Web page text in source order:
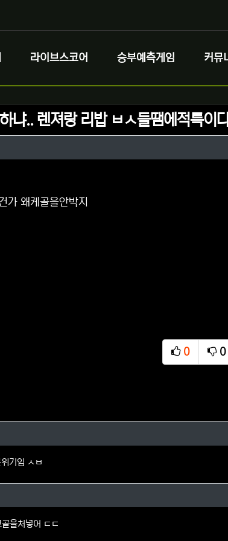
라이브스코어 승부예측게임 커뮤
냐.. 렌져랑 리밥 ㅂㅅ들땜에적특이
가 왜케골을안박지
0
추천
0
비
기임 ㅅㅂ
을처넣어 ㄷㄷ